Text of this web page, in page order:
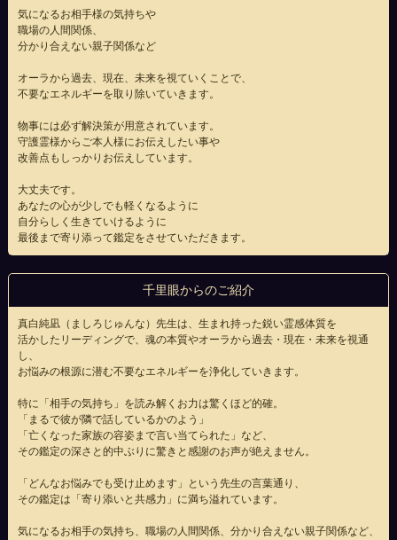
気になるお相手様の気持ちや
職場の人間関係、
分かり合えない親子関係など
オーラから過去、現在、未来を視ていくことで、
不要なエネルギーを取り除いていきます。
物事には必ず解決策が用意されています。
守護霊様からご本人様にお伝えしたい事や
改善点もしっかりお伝えしています。
大丈夫です。
あなたの心が少しでも軽くなるように
自分らしく生きていけるように
最後まで寄り添って鑑定をさせていただきます。
千里眼からのご紹介
真白純凪（ましろじゅんな）先生は、生まれ持った鋭い霊感体質を
活かしたリーディングで、魂の本質やオーラから過去・現在・未来を視通
し、
お悩みの根源に潜む不要なエネルギーを浄化していきます。
特に「相手の気持ち」を読み解くお力は驚くほど的確。
「まるで彼が隣で話しているかのよう」
「亡くなった家族の容姿まで言い当てられた」など、
その鑑定の深さと的中ぶりに驚きと感謝のお声が絶えません。
「どんなお悩みでも受け止めます」という先生の言葉通り、
その鑑定は「寄り添いと共感力」に満ち溢れています。
気になるお相手の気持ち、職場の人間関係、分かり合えない親子関係など、